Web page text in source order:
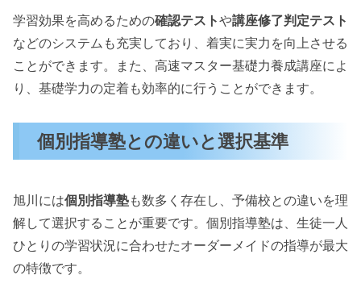
学習効果を高めるための確認テストや講座修了判定テスト
などのシステムも充実しており、着実に実力を向上させる
ことができます。また、高速マスター基礎力養成講座によ
り、基礎学力の定着も効率的に行うことができます。
個別指導塾との違いと選択基準
旭川には個別指導塾も数多く存在し、予備校との違いを理
解して選択することが重要です。個別指導塾は、生徒一人
ひとりの学習状況に合わせたオーダーメイドの指導が最大
の特徴です。